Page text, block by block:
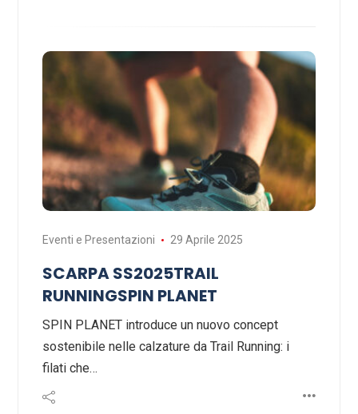
Eventi e Presentazioni 29 Aprile 2025
SCARPA SS2025TRAIL
RUNNINGSPIN PLANET
SPIN PLANET introduce un nuovo concept
sostenibile nelle calzature da Trail Running: i
filati che…